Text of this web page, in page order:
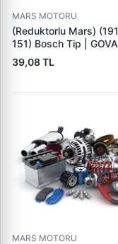
MARS MOTORU
(Reduktorlu Mars)
151) Bosch Tip |
39,08 TL
MARS MOTORU